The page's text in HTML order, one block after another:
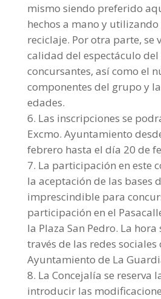
mismo siendo preferido
hechos a mano y
reciclaje. Por otra parte, se
calidad del espectáculo del
concursantes, así como el
componentes del grupo y
edades.
Las inscripciones se
Excmo. Ayuntamiento
febrero hasta el día 20 de
La participación en este
la aceptación de las bases
imprescindible para
participación en el
la Plaza San Pedro. La
través de las redes sociales
Ayuntamiento de La
La Concejalía se reserva
introducir las